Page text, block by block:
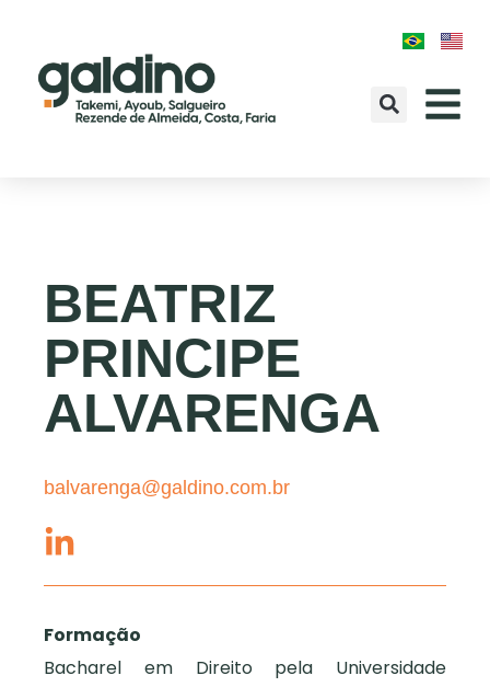
BEATRIZ
PRINCIPE
ALVARENGA
balvarenga@galdino.com.br
Formação
Bacharel em Direito pela Universidade